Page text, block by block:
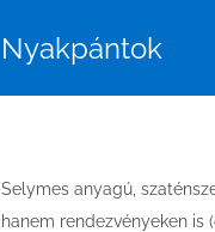
Nyakpántok
Selymes anyagú,
hanem rendezvényeken is